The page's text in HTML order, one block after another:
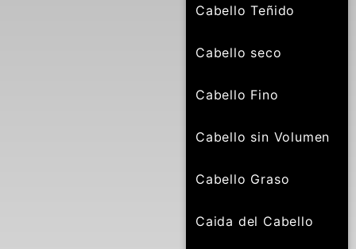
Cabello Teñido
Cabello seco
Cabello Fino
Cabello sin Volumen
Cabello Graso
Caida del Cabello